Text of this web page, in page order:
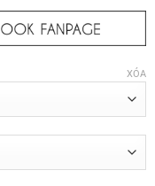
XÓA